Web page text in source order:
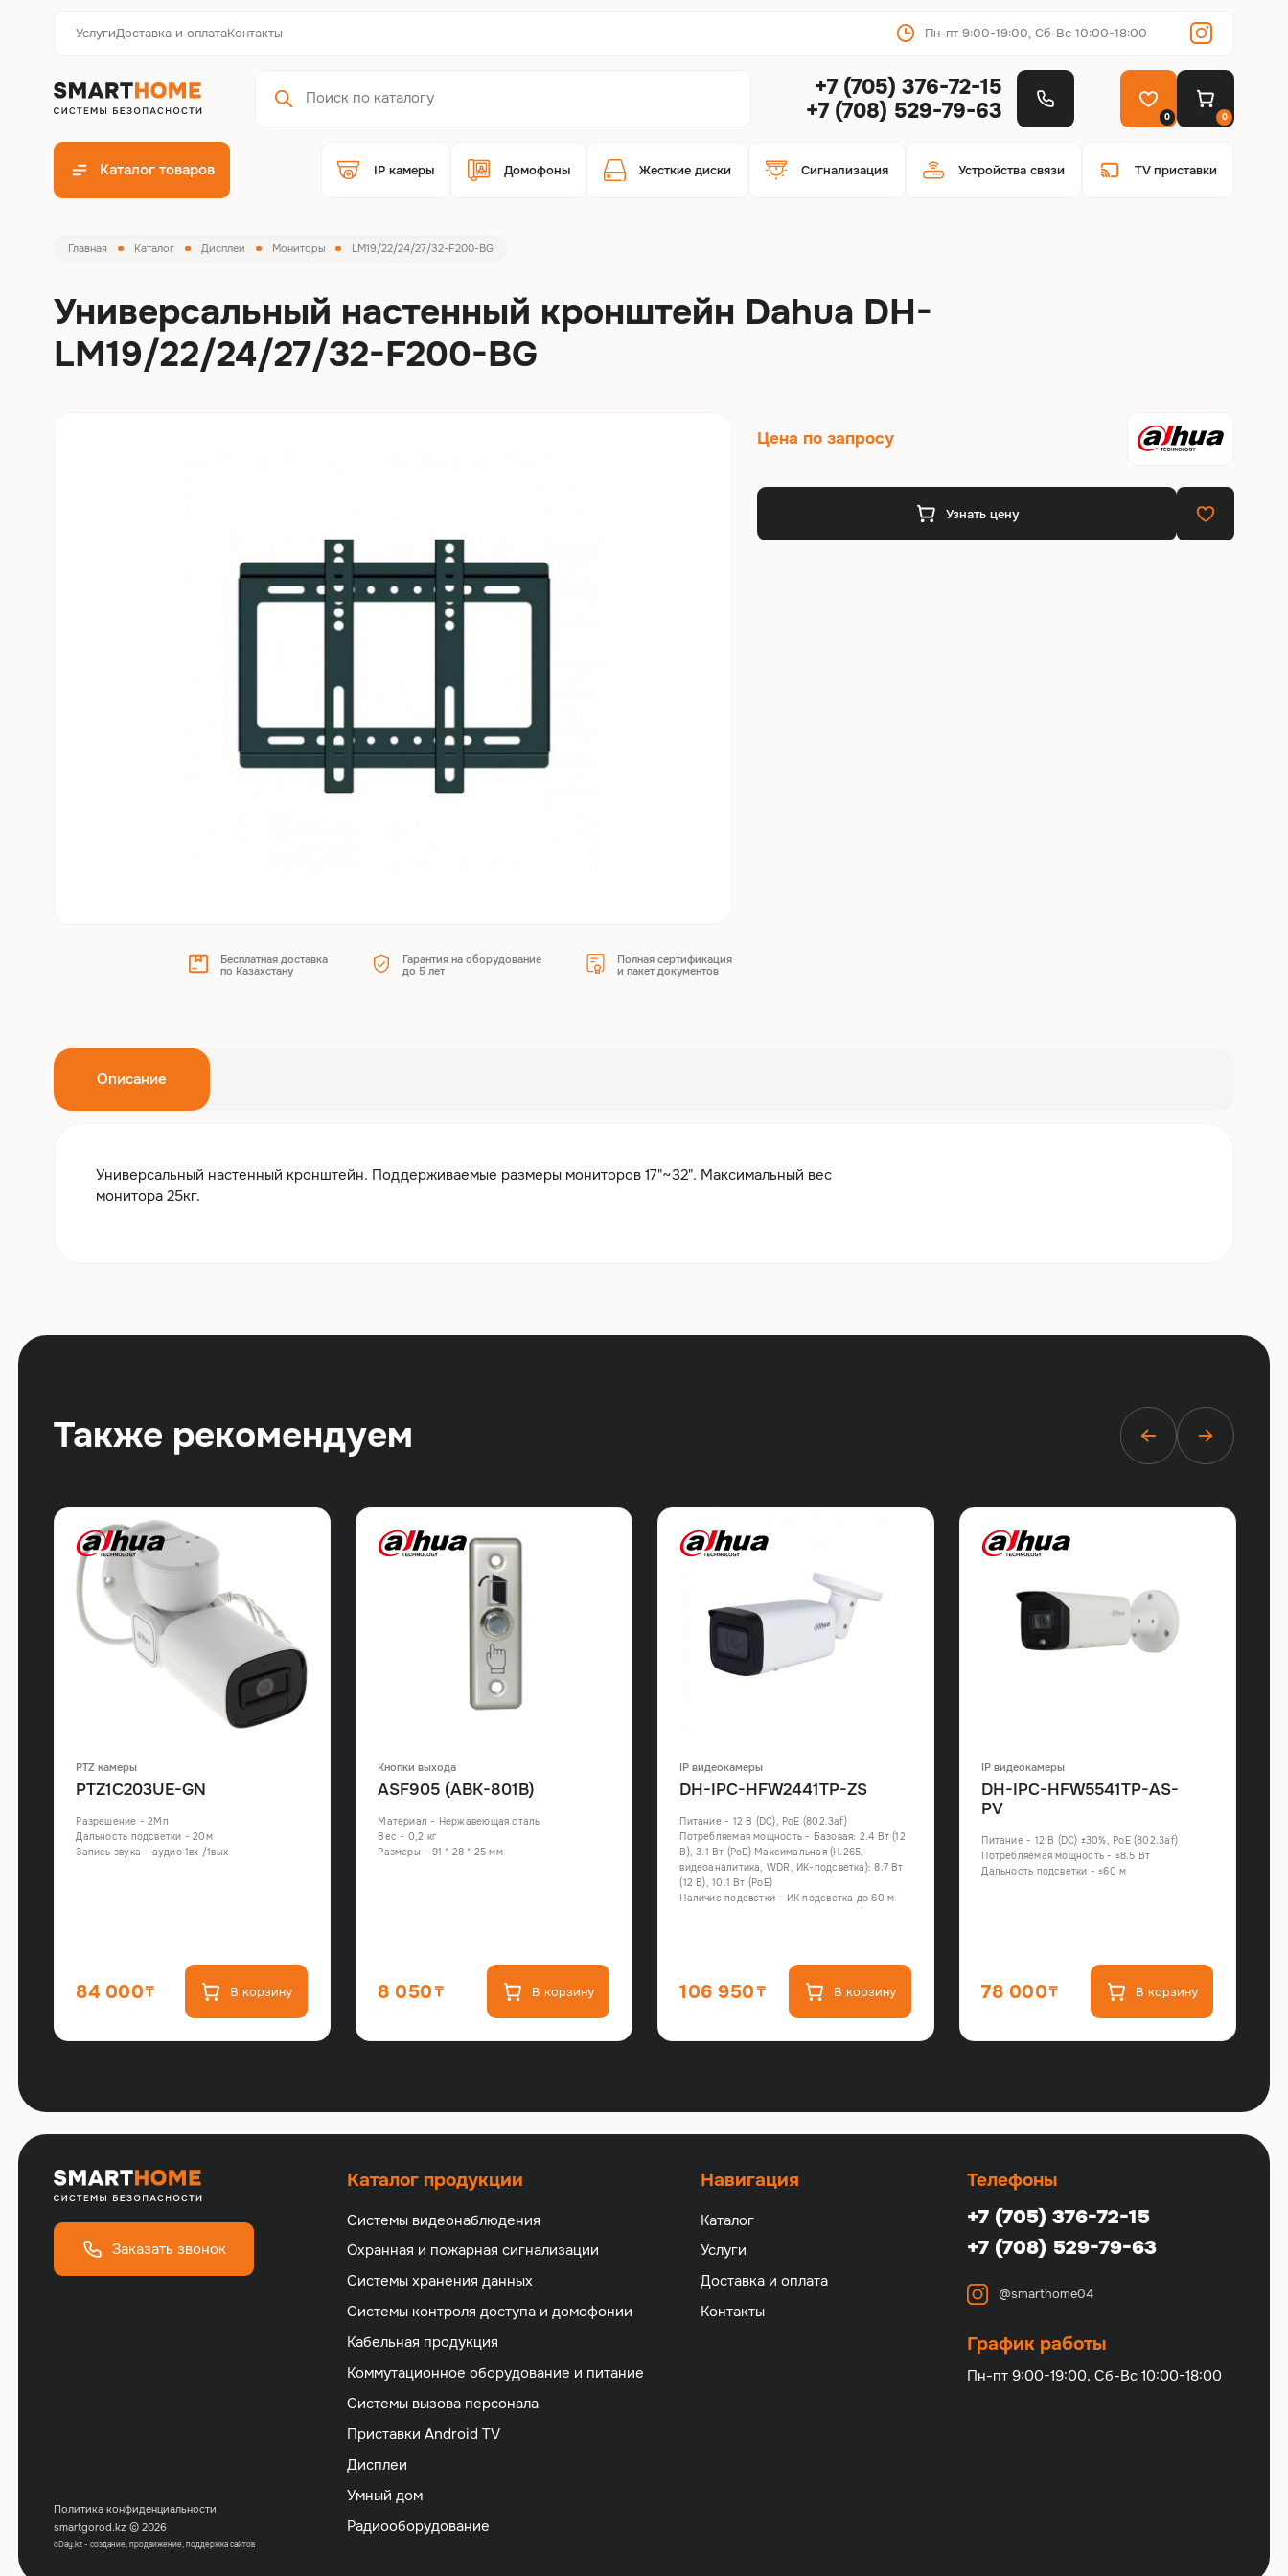
УслугиДоставка и оплатаКонтакты Пн-пт 9:00-19:00, Сб-Вс 10:00-18:00
+7 (705) 376-72-15
+7 (708) 529-79-63
0 0
Каталог товаров IP камеры Домофоны Жесткие диски Сигнализация Устройства связи TV приставки
Главная Каталог Дисплеи Мониторы LM19/22/24/27/32-F200-BG
Универсальный настенный кронштейн Dahua DH-
LM19/22/24/27/32-F200-BG
Бесплатная доставка
по Казахстану
Гарантия на оборудование
до 5 лет
Полная сертификация
и пакет документов
Цена по запросу
Узнать цену
Описание
Универсальный настенный кронштейн. Поддерживаемые размеры мониторов 17"~32". Максимальный вес
монитора 25кг.
Также рекомендуем
PTZ камеры
PTZ1C203UE-GN
Разрешение - 2Мп
Дальность подсветки - 20м
Запись звука - аудио 1вх /1вых
84 000 В корзину
Кнопки выхода
ASF905 (ABK-801B)
Материал - Нержавеющая сталь
Вес - 0,2 кг
Размеры - 91 * 28 * 25 мм
8 050 В корзину
IP видеокамеры
DH-IPC-HFW2441TP-ZS
Питание - 12 В (DC), PoE (802.3af)
Потребляемая мощность - Базовая: 2.4 Вт (12
В), 3.1 Вт (PoE) Максимальная (H.265,
видеоаналитика, WDR, ИК-подсветка): 8.7 Вт
(12 В), 10.1 Вт (PoE)
Наличие подсветки - ИК подсветка до 60 м
106 950 В корзину
IP видеокамеры
DH-IPC-HFW5541TP-AS-
PV
Питание - 12 В (DC) ±30%, PoE (802.3af)
Потребляемая мощность - ≤8.5 Вт
Дальность подсветки - ≤60 м
78 000 В корзину
Заказать звонок
Политика конфиденциальности
smartgorod.kz © 2026
oDay.kz - создание, продвижение, поддержка сайтов
Каталог продукции
Системы видеонаблюдения
Охранная и пожарная сигнализации
Cистемы хранения данных
Cистемы контроля доступа и домофонии
Кабельная продукция
Коммутационное оборудование и питание
Cистемы вызова персонала
Приставки Android TV
Дисплеи
Умный дом
Радиооборудование
Навигация
Каталог
Услуги
Доставка и оплата
Контакты
Телефоны
+7 (705) 376-72-15
+7 (708) 529-79-63
@smarthome04
График работы
Пн-пт 9:00-19:00, Сб-Вс 10:00-18:00